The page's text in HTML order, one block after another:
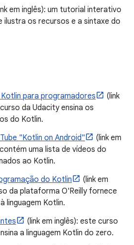
em inglês): um tutorial interativo
ilustra os recursos e a sintaxe do
para programadores
(link
da Udacity ensina os
do Kotlin.
"Kotlin on Android"
(link em
uma lista de vídeos do
ao Kotlin.
do Kotlin
(link em
da plataforma O'Reilly fornece
linguagem Kotlin.
(link em inglês): este curso
a linguagem Kotlin do zero.